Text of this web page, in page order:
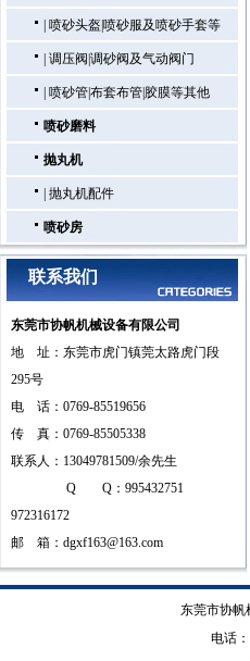
喷砂头盔|喷砂服及喷砂手套等
调压阀|调砂阀及气动阀门
喷砂管|布套布管|胶膜等其他
喷砂磨料
抛丸机
抛丸机配件
喷砂房
联系我们
东莞市协帆机械设备有限公司
地 址：东莞市虎门镇莞太路虎门段
295号
电 话：0769-85519656
传 真：0769-85505338
联系人：13049781509/余先生
Q Q：995432751
972316172
邮 箱： dgxf163@163.com
东莞市协帆
电话：